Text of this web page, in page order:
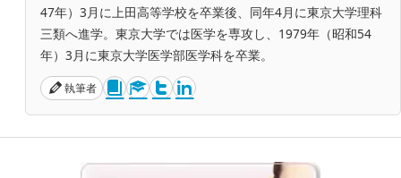
47年）3月に上田高等学校を卒業後、同年4月に東京大学理科
三類へ進学。東京大学では医学を専攻し、1979年（昭和54
年）3月に東京大学医学部医学科を卒業。
執筆者